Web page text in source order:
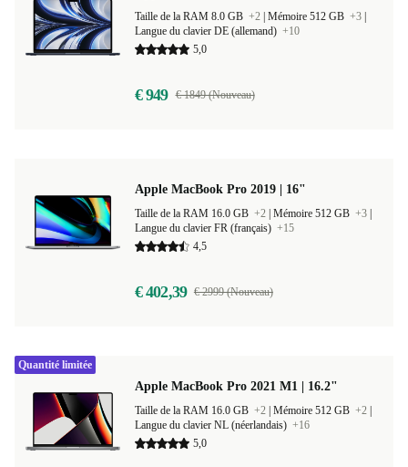
Taille de la RAM 8.0 GB +2 Mémoire 512 GB +3
Langue du clavier DE (allemand) +10
5,0
€ 949 € 1849 (Nouveau)
Apple MacBook Pro 2019 | 16"
Taille de la RAM 16.0 GB +2 Mémoire 512 GB +3
Langue du clavier FR (français) +15
4,5
€ 402,39 € 2999 (Nouveau)
Apple MacBook Pro 2021 M1 | 16.2"
Taille de la RAM 16.0 GB +2 Mémoire 512 GB +2
Langue du clavier NL (néerlandais) +16
5,0
Quantité limitée